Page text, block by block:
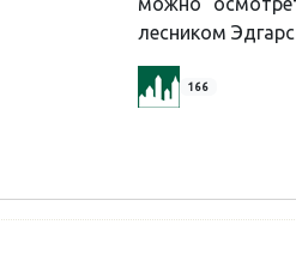
лесником
166